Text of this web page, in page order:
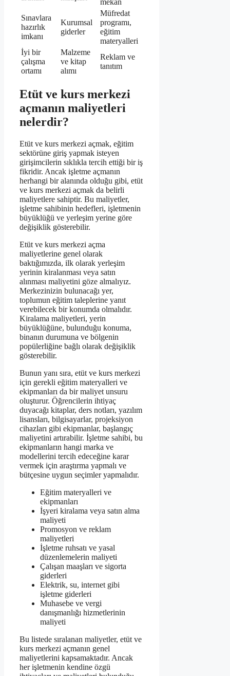
mekan
Sınavlara
hazırlık
imkanı
Kurumsal
giderler
Müfredat
programı,
eğitim
materyalleri
İyi bir
çalışma
ortamı
Malzeme
ve kitap
alımı
Reklam ve
tanıtım
Etüt ve kurs merkezi
açmanın maliyetleri
nelerdir?
Etüt ve kurs merkezi açmak, eğitim
sektörüne giriş yapmak isteyen
girişimcilerin sıklıkla tercih ettiği bir iş
fikridir. Ancak işletme açmanın
herhangi bir alanında olduğu gibi, etüt
ve kurs merkezi açmak da belirli
maliyetlere sahiptir. Bu maliyetler,
işletme sahibinin hedefleri, işletmenin
büyüklüğü ve yerleşim yerine göre
değişiklik gösterebilir.
Etüt ve kurs merkezi açma
maliyetlerine genel olarak
baktığımızda, ilk olarak yerleşim
yerinin kiralanması veya satın
alınması maliyetini göze almalıyız.
Merkezinizin bulunacağı yer,
toplumun eğitim taleplerine yanıt
verebilecek bir konumda olmalıdır.
Kiralama maliyetleri, yerin
büyüklüğüne, bulunduğu konuma,
binanın durumuna ve bölgenin
popülerliğine bağlı olarak değişiklik
gösterebilir.
Bunun yanı sıra, etüt ve kurs merkezi
için gerekli eğitim materyalleri ve
ekipmanları da bir maliyet unsuru
oluşturur. Öğrencilerin ihtiyaç
duyacağı kitaplar, ders notları, yazılım
lisansları, bilgisayarlar, projeksiyon
cihazları gibi ekipmanlar, başlangıç
maliyetini artırabilir. İşletme sahibi, bu
ekipmanların hangi marka ve
modellerini tercih edeceğine karar
vermek için araştırma yapmalı ve
bütçesine uygun seçimler yapmalıdır.
Eğitim materyalleri ve
ekipmanları
İşyeri kiralama veya satın alma
maliyeti
Promosyon ve reklam
maliyetleri
İşletme ruhsatı ve yasal
düzenlemelerin maliyeti
Çalışan maaşları ve sigorta
giderleri
Elektrik, su, internet gibi
işletme giderleri
Muhasebe ve vergi
danışmanlığı hizmetlerinin
maliyeti
Bu listede sıralanan maliyetler, etüt ve
kurs merkezi açmanın genel
maliyetlerini kapsamaktadır. Ancak
her işletmenin kendine özgü